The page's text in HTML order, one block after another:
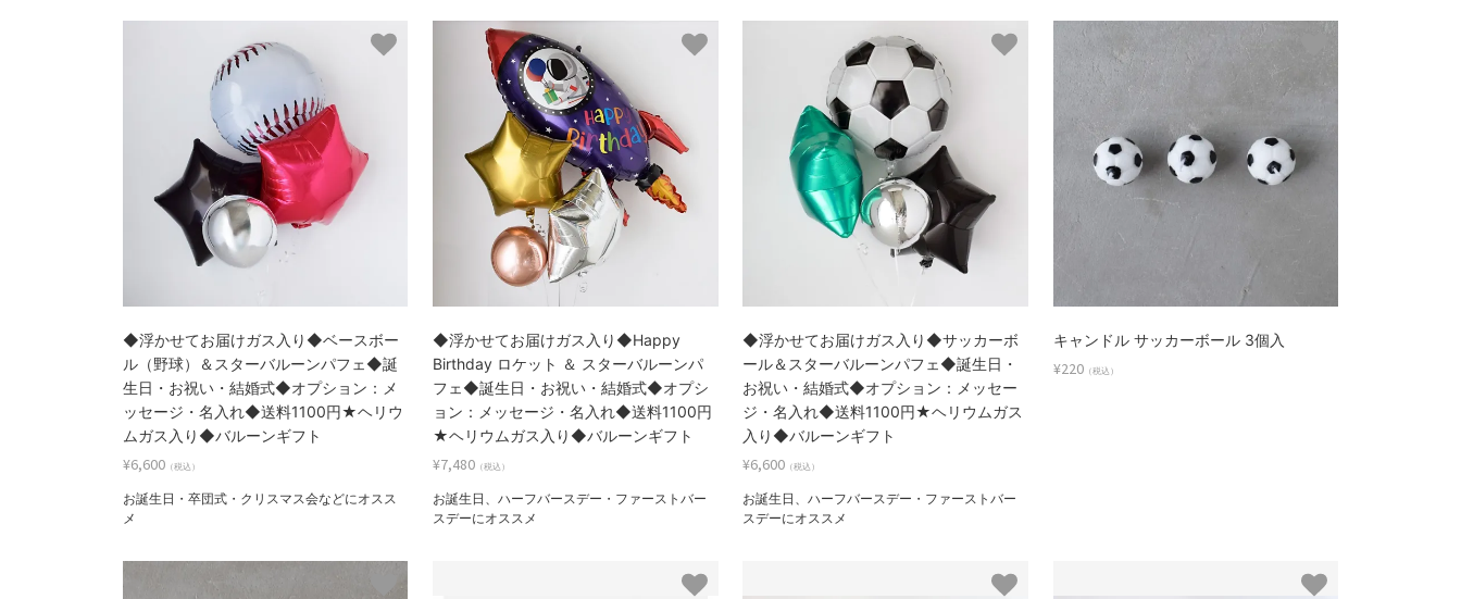
◆浮かせてお届けガス入り◆ベースボー
ル（野球）＆スターバルーンパフェ◆誕
生日・お祝い・結婚式◆オプション：メ
ッセージ・名入れ◆送料1100円★ヘリウ
ムガス入り◆バルーンギフト
¥6,600 （税込）
お誕生日・卒団式・クリスマス会などにオスス
メ
◆浮かせてお届けガス入り◆Happy
Birthday ロケット ＆ スターバルーンパ
フェ◆誕生日・お祝い・結婚式◆オプシ
ョン：メッセージ・名入れ◆送料1100円
★ヘリウムガス入り◆バルーンギフト
¥7,480 （税込）
お誕生日、ハーフバースデー・ファーストバー
スデーにオススメ
◆浮かせてお届けガス入り◆サッカーボ
ール＆スターバルーンパフェ◆誕生日・
お祝い・結婚式◆オプション：メッセー
ジ・名入れ◆送料1100円★ヘリウムガス
入り◆バルーンギフト
¥6,600 （税込）
お誕生日、ハーフバースデー・ファーストバー
スデーにオススメ
キャンドル サッカーボール 3個入
¥220（税込）